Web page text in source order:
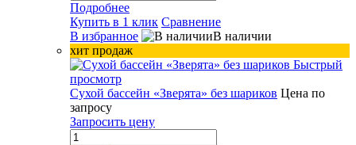
Подробнее
Купить в 1 клик Сравнение
В избранное
В наличии
хит продаж
Быстрый
просмотр
Сухой бассейн «Зверята» без шариков Цена по
запросу
Запросить цену